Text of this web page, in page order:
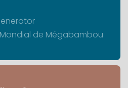
de Mégabambou